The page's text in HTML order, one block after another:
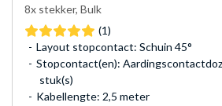
8x stekker, Bulk
(1)
Layout stopcontact: Schuin 45°
Stopcontact(en):
stuk(s)
Kabellengte: 2,5 meter